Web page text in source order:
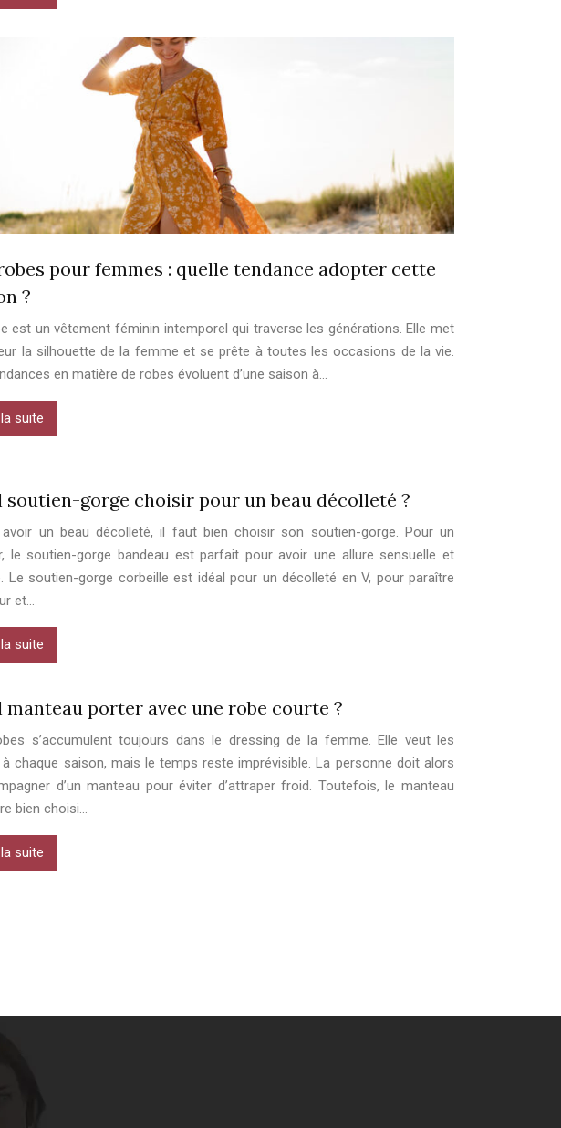
pour femmes : quelle tendance adopter cette
?
est un vêtement féminin intemporel qui traverse les générations. Elle met
la silhouette de la femme et se prête à toutes les occasions de la vie.
en matière de robes évoluent d’une saison à…
suite
soutien-gorge choisir pour un beau décolleté ?
un beau décolleté, il faut bien choisir son soutien-gorge. Pour un
le soutien-gorge bandeau est parfait pour avoir une allure sensuelle et
Le soutien-gorge corbeille est idéal pour un décolleté en V, pour paraître
et…
suite
manteau porter avec une robe courte ?
s’accumulent toujours dans le dressing de la femme. Elle veut les
chaque saison, mais le temps reste imprévisible. La personne doit alors
d’un manteau pour éviter d’attraper froid. Toutefois, le manteau
bien choisi…
suite